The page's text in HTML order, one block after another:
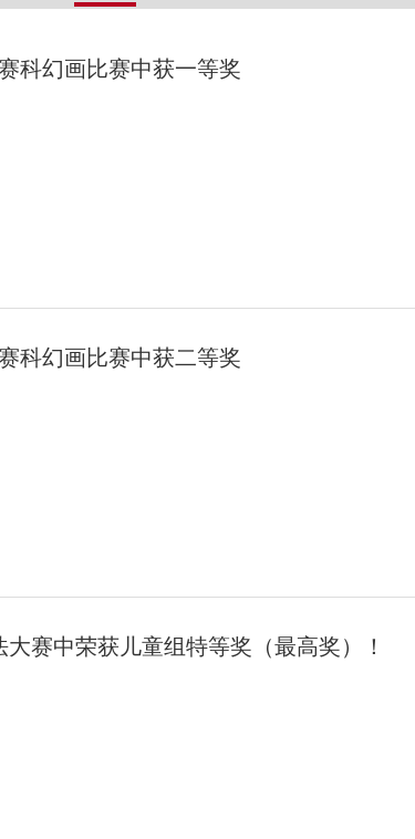
科幻画比赛中获一等奖
科幻画比赛中获二等奖
赛中荣获儿童组特等奖（最高奖）！